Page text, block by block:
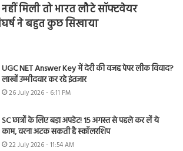
मिली तो भारत लौटे सॉफ्टवेयर
ने बहुत कुछ सिखाया
UGC NET Answer Key में देरी की वजह पेपर लीक विवाद?
लाखों उम्मीदवार कर रहे इंतजार
26 July 2026 - 6:11 PM
SC छात्रों के लिए बड़ा अपडेट! 15 अगस्त से पहले कर लें ये
काम, वरना अटक सकती है स्कॉलरशिप
22 July 2026 - 11:54 AM